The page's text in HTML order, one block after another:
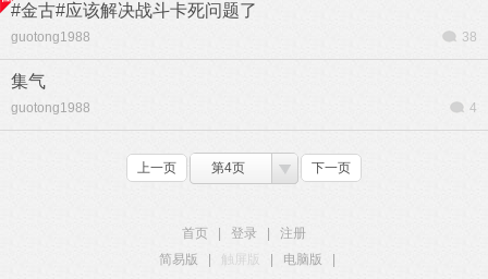
#金古#应该解决战斗卡死问题了
guotong1988 38
集气
guotong1988 4
上一页 第4页 下一页
首页 登录
注册
简易版
触屏版 电脑版